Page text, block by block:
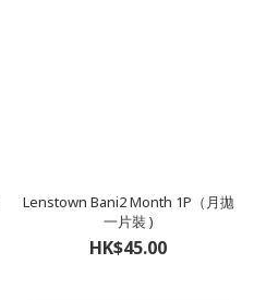
Lenstown Bani2 Month 1P（月拋
一片裝 )
HK$45.00